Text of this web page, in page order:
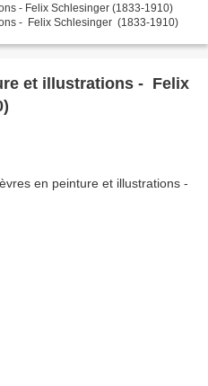
- Felix Schlesinger (1833-1910)
lapins, lièvres en peinture et illustrations - Felix Schlesinger (1833-1910)
illustrations - Felix